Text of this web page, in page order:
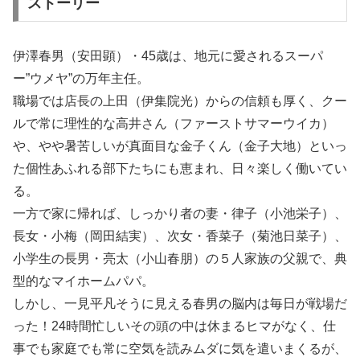
ストーリー
伊澤春男（安田顕）・45歳は、地元に愛されるスーパ
ー”ウメヤ”の万年主任。
職場では店長の上田（伊集院光）からの信頼も厚く、クー
ルで常に理性的な高井さん（ファーストサマーウイカ）
や、やや暑苦しいが真面目な金子くん（金子大地）といっ
た個性あふれる部下たちにも恵まれ、日々楽しく働いてい
る。
一方で家に帰れば、しっかり者の妻・律子（小池栄子）、
長女・小梅（岡田結実）、次女・香菜子（菊池日菜子）、
小学生の長男・亮太（小山春朋）の５人家族の父親で、典
型的なマイホームパパ。
しかし、一見平凡そうに見える春男の脳内は毎日が戦場だ
った！24時間忙しいその頭の中は休まるヒマがなく、仕
事でも家庭でも常に空気を読みムダに気を遣いまくるが、